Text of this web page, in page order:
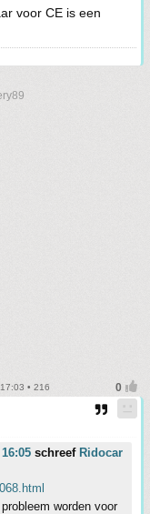
voor CE is een
• 216
schreef Ridocar
worden voor